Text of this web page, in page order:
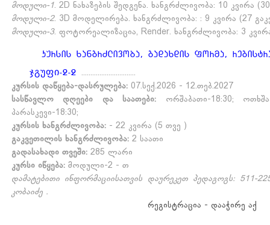
მოდული-1. 2D ნახაზების შედგენა. ხანგრძლივობა: 10 კვირა
მოდული-2. 3D მოდელირება. ხანგრძლივობა: : 9 კვირა (27
მოდული-3. ფოტორეალიზაცია, Render. ხანგრძლივობა: 3
kursis xangrZlivoba, gadaxdis forma,
ჯგუფი-2-2 ..............................
კურსის დაწყება-დასრულება: 07.სექ.2026 - 12.თებ.2027
სასწავლო დღეები და საათები: ორშაბათი-18:30;
პარასკევი-18:30;
კურსის ხანგრძლივობა: - 22 კვირა (5 თვე )
გაკვეთილის ხანგრძლივობა: 2 საათი
გადასახადი თვეში: 285 ლარი
კურსი იწყება: მოდული-2 - თ
დამატებითი ინფორმაციისათვის დაურეკეთ პედაგოგს: 511-
კობაიძე .
რეგისტრაცია - დააჭირე აქ